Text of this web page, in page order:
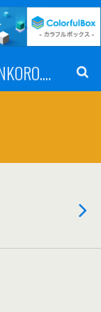
きゃんころページ CANKORO.COM